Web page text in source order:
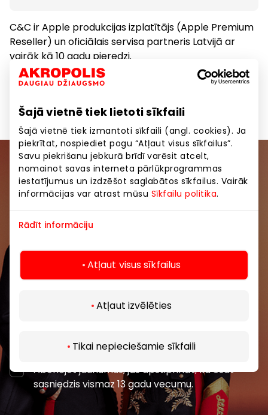
Šajā vietnē tiek lietoti sīkfaili
Šajā vietnē tiek izmantoti sīkfaili (angl. cookies). Ja
piekrītat, nospiediet pogu “Atļaut visus sīkfailus”.
Savu piekrišanu jebkurā brīdī varēsit atcelt,
nomainot savas interneta pārlūkprogrammas
iestatījumus un izdzēšot saglabātos sīkfailus. Vairāk
informācijas var atrast mūsu Sīkfailu politika.
Rādīt informāciju
Atļaut visus sīkfailus
Atļaut izvēlēties
Tikai nepieciešamie sīkfaili
C&C ir Apple produkcijas izplatītājs (Apple Premium
Reseller) un oficiālais servisa partneris Latvijā ar
vairāk kā 10 gadu pieredzi.
Pievienojieties mūsu kopienai
Uzzini pirmais par labākajiem piedāvājumiem,
pasākumiem un jaunāko informāciju iepirkšanās un
izklaides centros “AKROPOLE Alfa” un “AKROPOLE
Abonējot jaunumus, jūs apstiprināt, ka esat
sasniedzis vismaz 13 gadu vecumu.